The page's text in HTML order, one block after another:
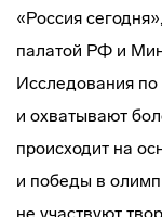
«Россия
палатой РФ и
Исследования по
и охватывают
происходит на
и победы в